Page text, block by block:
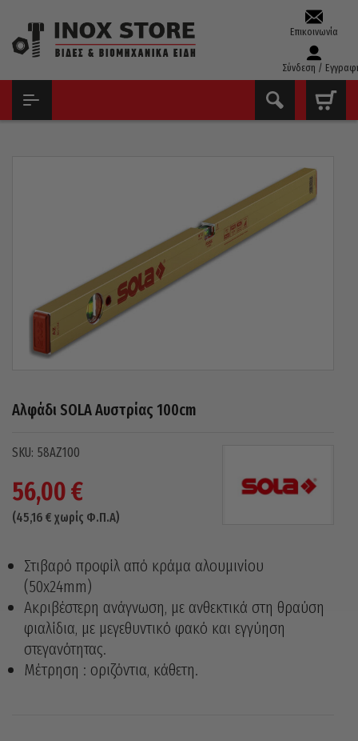
Επικοινωνία
Σύνδεση /
Αλφάδι SOLA Αυστρίας 100cm
58AZ100
56,00€
(45,16 € χωρίς Φ.Π.Α)
Στιβαρό προφίλ από κράμα αλουμινίου
(50x24mm)
Ακριβέστερη ανάγνωση, με ανθεκτικά στη θραύση
φιαλίδια, με μεγεθυντικό φακό και εγγύηση
στεγανότητας.
Μέτρηση : οριζόντια, κάθετη.